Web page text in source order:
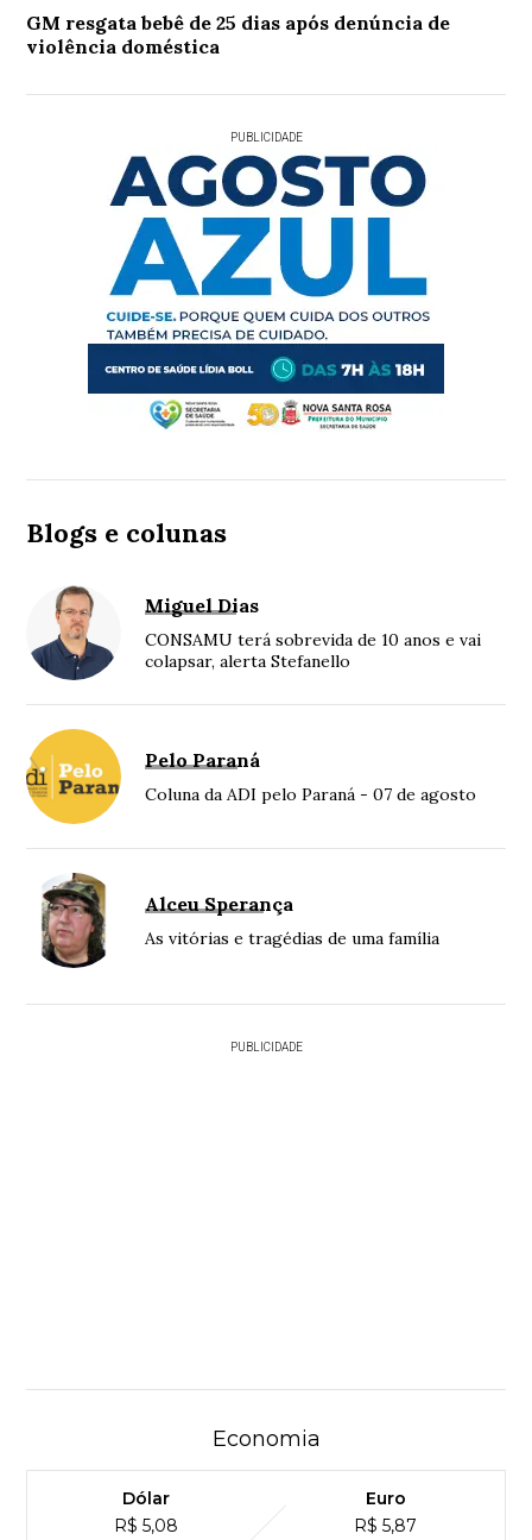
GM resgata bebê de 25 dias após denúncia de
violência doméstica
PUBLICIDADE
Blogs e colunas
Miguel Dias
CONSAMU terá sobrevida de 10 anos e vai
colapsar, alerta Stefanello
Pelo Paraná
Coluna da ADI pelo Paraná - 07 de agosto
Alceu Sperança
As vitórias e tragédias de uma família
PUBLICIDADE
Economia
Dólar
R$ 5,08
Euro
R$ 5,87